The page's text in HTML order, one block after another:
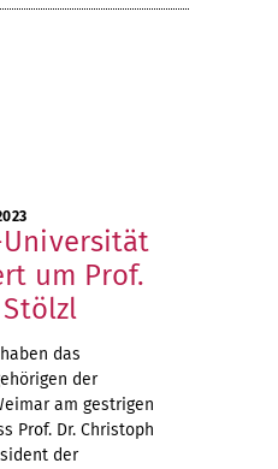
Universität
um Prof.
das
der
am gestrigen
Prof. Dr. Christoph
der